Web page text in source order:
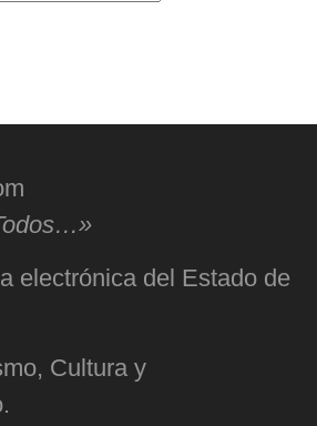
electrónica del Estado de
Cultura y